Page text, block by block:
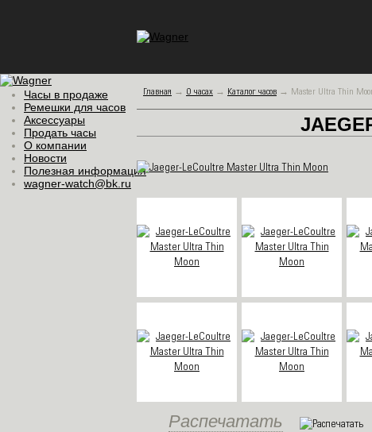
Часы в продаже
Ремешки для часов
Аксессуары
Продать часы
О компании
Новости
Полезная информация
wagner-watch@bk.ru
Главная → О часах → Каталог часов → Master Ultra Thin
Распечатать